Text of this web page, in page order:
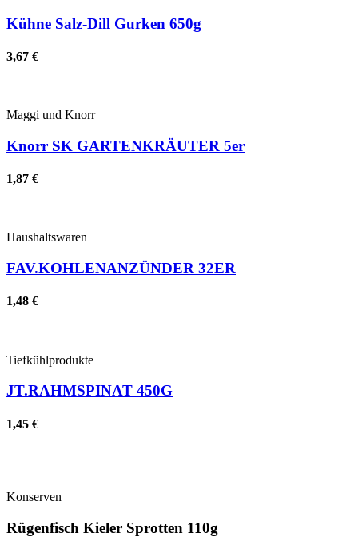
Kühne Salz-Dill Gurken 650g
3,67 €
Maggi und Knorr
Knorr SK GARTENKRÄUTER 5er
1,87 €
Haushaltswaren
FAV.KOHLENANZÜNDER 32ER
1,48 €
Tiefkühlprodukte
JT.RAHMSPINAT 450G
1,45 €
Konserven
Rügenfisch Kieler Sprotten 110g